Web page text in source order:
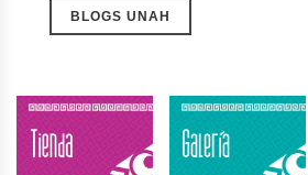
BLOGS UNAH